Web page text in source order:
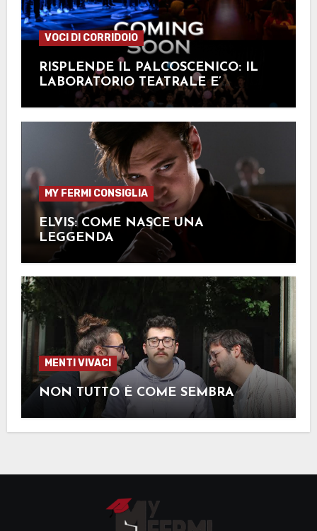
VOCI DI CORRIDOIO
RISPLENDE IL PALCOSCENICO: IL
LABORATORIO TEATRALE E’
TORNATO!
MY FERMI CONSIGLIA
ELVIS: COME NASCE UNA
LEGGENDA
MENTI VIVACI
NON TUTTO È COME SEMBRA